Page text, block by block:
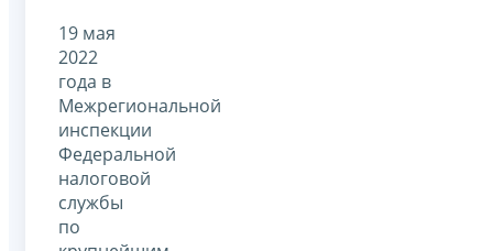
19 мая
2022
года в
Межрегиональной
инспекции
Федеральной
налоговой
службы
по